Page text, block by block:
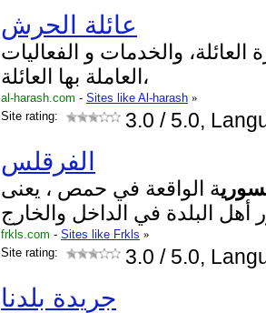
عائلة الحرش
والخدمات و الفعاليات
العاملة بها العائلة،
al-harash.com - Sites like Al-harash »
Site rating:
3.0 / 5.0,
الفرقلس
ة الواقعة في حمص ، يعنى
أهل البلدة في الداخل والخارج
frkls.com - Sites like Frkls »
Site rating:
3.0 / 5.0,
جريدة بلدنا